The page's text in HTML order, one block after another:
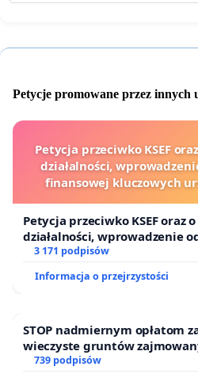
Petycje promowane przez innych
Petycja przeciwko KSEF
działalności,
finansowej kluczowych
Petycja przeciwko KSEF oraz
działalności, wprowadzenie
finansowej kluczowych
3 171 podpisów
Informacja o przejrzystości
STOP nadmiernym opłatom
wieczyste gruntów
ogrody działkowe.
739 podpisów